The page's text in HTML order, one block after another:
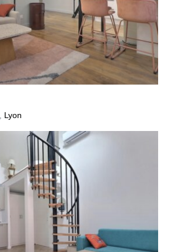
Lyon